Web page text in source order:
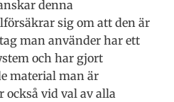
denna
sig om att den är
man använder har ett
och har gjort
material man är
också vid val av alla